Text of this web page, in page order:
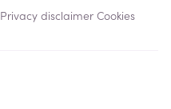
Privacy disclaimer Cookies